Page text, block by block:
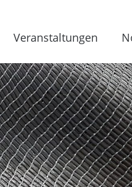
Veranstaltungen